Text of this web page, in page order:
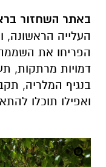
באתר השחזור
העלייה הראשונה,
הפריחו את השממה
דמויות מרתקות,
בנגיף המלריה,
ואפילו תוכלו